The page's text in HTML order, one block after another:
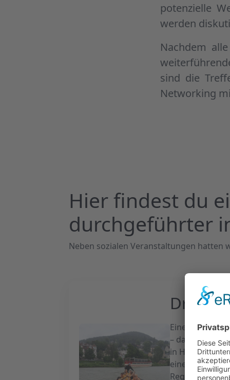
potenzielle
werden
Nachdem
sind die
Networking
Hier findest du
durchgeführter
Neben sozialen Veranstaltungen hatten
Eine Tradition
– das
in Heidelberg.
einen
Regen, aber